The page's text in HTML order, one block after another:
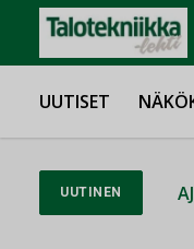
UUTISET
UUTINEN